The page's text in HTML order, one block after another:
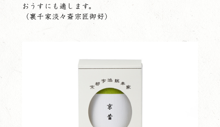
おうすにも適します。
（裏千家淡々斎宗匠御好）